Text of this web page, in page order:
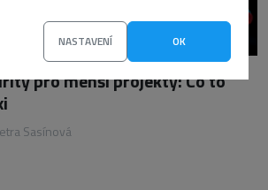
NASTAVENÍ OK
pro menší projekty: Co to
Sasínová